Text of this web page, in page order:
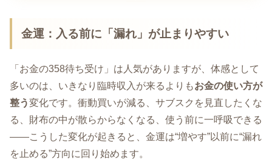
金運：入る前に「漏れ」が止まりやすい
「お金の358待ち受け」は人気がありますが、体感として
多いのは、いきなり臨時収入が来るよりもお金の使い方が
整う変化です。衝動買いが減る、サブスクを見直したくな
る、財布の中が散らからなくなる、使う前に一呼吸できる
――こうした変化が起きると、金運は“増やす”以前に“漏れ
を止める”方向に回り始めます。